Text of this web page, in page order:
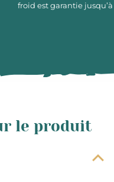
froid est garantie
le produit